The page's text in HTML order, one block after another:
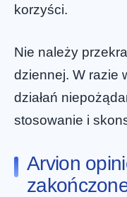
korzyści.
Nie należy
dziennej. W razie
działań
stosowanie i
Arvion